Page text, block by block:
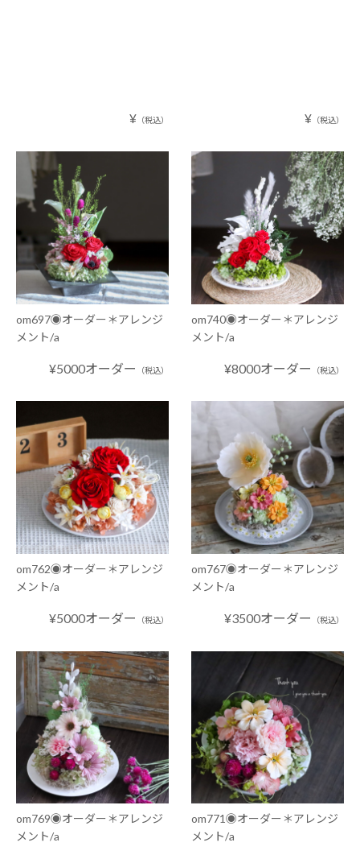
¥ （税込） ¥ （税込）
om697◉オーダー＊アレンジ
メント/a
¥5000オーダー （税込）
om740◉オーダー＊アレンジ
メント/a
¥8000オーダー （税込）
om762◉オーダー＊アレンジ
メント/a
¥5000オーダー （税込）
om767◉オーダー＊アレンジ
メント/a
¥3500オーダー （税込）
om769◉オーダー＊アレンジ
メント/a
om771◉オーダー＊アレンジ
メント/a